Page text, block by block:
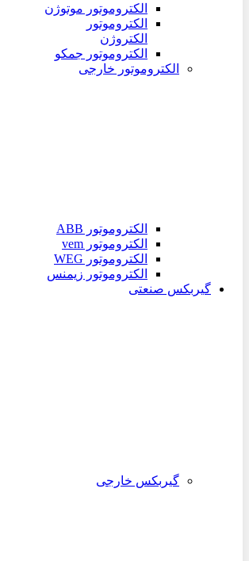
الکتروموتور موتوژن
الکتروموتور
الکتروژن
الکتروموتور جمکو
الکتروموتور خارجی
الکتروموتور ABB
الکتروموتور vem
الکتروموتور WEG
الکتروموتور زیمنس
گیربکس صنعتی
گیربکس خارجی